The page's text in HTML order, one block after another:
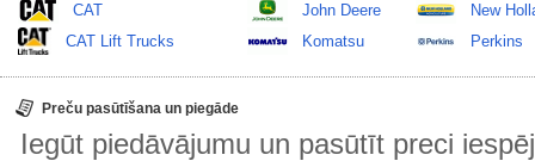
CAT
CAT Lift Trucks
John Deere
Komatsu
New
Perkins
Preču pasūtīšana un piegāde
Iegūt piedāvājumu un pasūtīt preci